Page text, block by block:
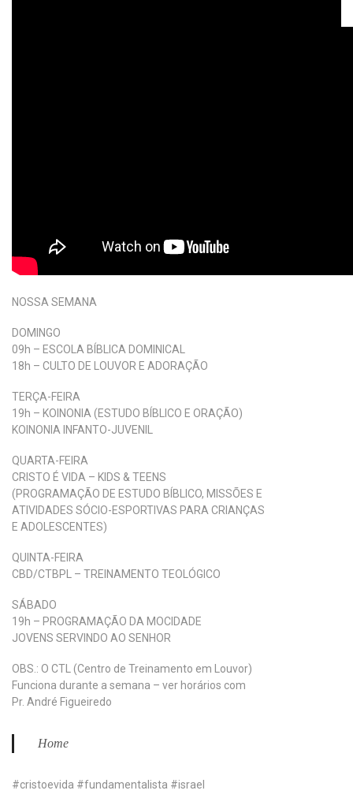
NOSSA SEMANA
DOMINGO
09h – ESCOLA BÍBLICA DOMINICAL
18h – CULTO DE LOUVOR E ADORAÇÃO
TERÇA-FEIRA
19h – KOINONIA (ESTUDO BÍBLICO E ORAÇÃO)
KOINONIA INFANTO-JUVENIL
QUARTA-FEIRA
CRISTO É VIDA – KIDS & TEENS
(PROGRAMAÇÃO DE ESTUDO BÍBLICO, MISSÕES E
ATIVIDADES SÓCIO-ESPORTIVAS PARA CRIANÇAS
E ADOLESCENTES)
QUINTA-FEIRA
CBD/CTBPL – TREINAMENTO TEOLÓGICO
SÁBADO
19h – PROGRAMAÇÃO DA MOCIDADE
JOVENS SERVINDO AO SENHOR
OBS.: O CTL (Centro de Treinamento em Louvor)
Funciona durante a semana – ver horários com
Pr. André Figueiredo
Home
#cristoevida #fundamentalista #israel